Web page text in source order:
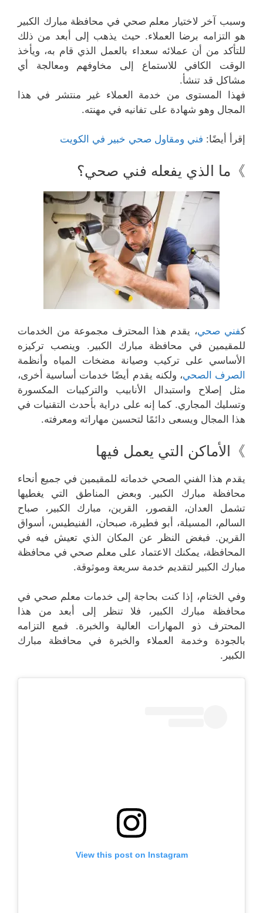
وسبب آخر لاختيار معلم صحي في محافظة مبارك الكبير
هو التزامه برضا العملاء. حيث يذهب إلى أبعد من ذلك
للتأكد من أن عملائه سعداء بالعمل الذي قام به، ويأخذ
الوقت الكافي للاستماع إلى مخاوفهم ومعالجة أي
مشاكل قد تنشأ.
فهذا المستوى من خدمة العملاء غير منتشر في هذا
المجال وهو شهادة على تفانيه في مهنته.
إقرأ أيضًا: فني ومقاول صحي خبير في الكويت
》ما الذي يفعله فني صحي؟
كفني صحي، يقدم هذا المحترف مجموعة من الخدمات
للمقيمين في محافظة مبارك الكبير. وينصب تركيزه
الأساسي على تركيب وصيانة مضخات المياه وأنظمة
الصرف الصحي، ولكنه يقدم أيضًا خدمات أساسية أخرى،
مثل إصلاح واستبدال الأنابيب والتركيبات المكسورة
وتسليك المجاري. كما إنه على دراية بأحدث التقنيات في
هذا المجال ويسعى دائمًا لتحسين مهاراته ومعرفته.
》الأماكن التي يعمل فيها
يقدم هذا الفني الصحي خدماته للمقيمين في جميع أنحاء
محافظة مبارك الكبير. وبعض المناطق التي يغطيها
تشمل العدان، القصور، القرين، مبارك الكبير، صباح
السالم، المسيلة، أبو فطيرة، صبحان، الفنيطيس، أسواق
القرين. فبغض النظر عن المكان الذي تعيش فيه في
المحافظة، يمكنك الاعتماد على معلم صحي في محافظة
مبارك الكبير لتقديم خدمة سريعة وموثوقة.
وفي الختام، إذا كنت بحاجة إلى خدمات معلم صحي في
محافظة مبارك الكبير، فلا تنظر إلى أبعد من هذا
المحترف ذو المهارات العالية والخبرة. فمع التزامه
بالجودة وخدمة العملاء والخبرة في محافظة مبارك
الكبير.
View this post on Instagram